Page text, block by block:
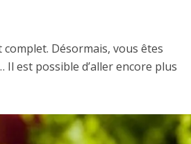
Désormais, vous êtes
est possible d’aller encore plus